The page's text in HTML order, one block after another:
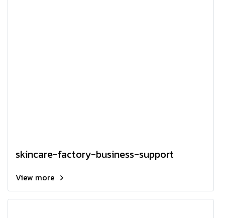
skincare-factory-business-support
View more